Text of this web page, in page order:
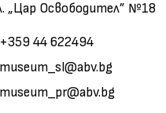
„Цар Освободител” №18
+359 44 622494
museum_sl@abv.bg
museum_pr@abv.bg